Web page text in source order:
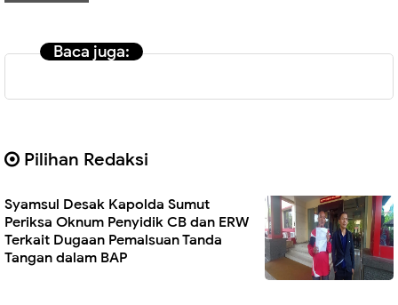
Baca juga:
Pilihan Redaksi
Syamsul Desak Kapolda Sumut
Periksa Oknum Penyidik CB dan ERW
Terkait Dugaan Pemalsuan Tanda
Tangan dalam BAP